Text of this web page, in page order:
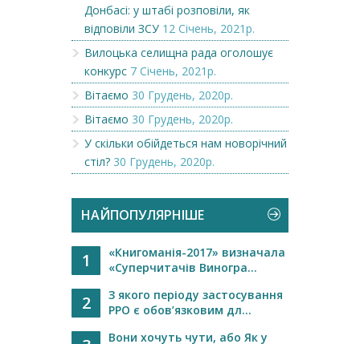
Донбасі: у штабі розповіли, як
відповіли ЗСУ 12 Січень, 2021р.
Вилоцька селищна рада оголошує
конкурс 7 Січень, 2021р.
Вітаємо 30 Грудень, 2020р.
Вітаємо 30 Грудень, 2020р.
У скільки обійдеться нам новорічний
стіл? 30 Грудень, 2020р.
НАЙПОПУЛЯРНІШЕ
1
«Книгоманія-2017» визначала
«Суперчитачів Виногра...
2
З якого періоду застосування
РРО є обов’язковим дл...
Вони хочуть чути, або Як у